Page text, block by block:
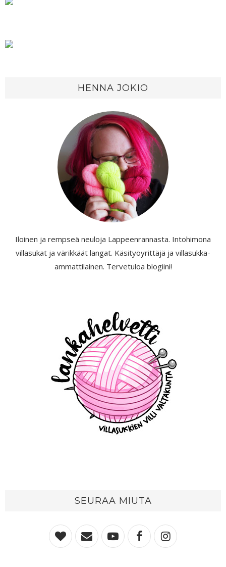
HENNA JOKIO
Iloinen ja rempseä neuloja Lappeenrannasta. Intohimona
villasukat ja värikkäät langat. Käsityöyrittäjä ja villasukka-
ammattilainen. Tervetuloa blogiini!
SEURAA MIUTA